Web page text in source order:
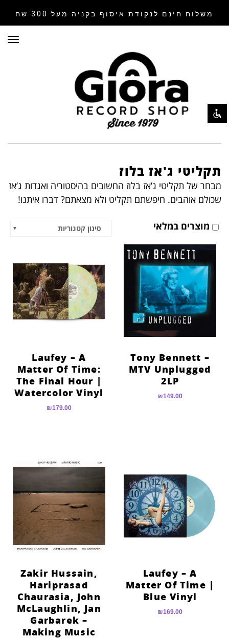
השבת את ההבזקים
סמן כותרות
צבע רקע
זום (הקטנה)
add_circle_outline הגדלת גופן
spellcheck גופן קריא
brightness_high ניגודיות בהירה
ניגודיות כהה
סמן קישורים
האפשרויות
משלוח חינם לנקודת איסוף בקניה מעל 300 שח
תקליטי ג'אז בלוז
מבחר של תקליטי ג’אז בלוז החשובים בהיסטוריה ואגדות ג’אז
שכולם אוהבים. חיפשתם תקליט ולא מצאתם? דברו איתנו!
סינון קטגוריות מוצרים במלאי
Tony Bennett –
MTV Unplugged
2LP
₪149.00
Laufey – A
Matter Of Time:
The Final Hour |
Watercolor Vinyl
₪179.00
Laufey – A
Matter Of Time |
Blue Vinyl
₪169.00
Zakir Hussain,
Hariprasad
Chaurasia, John
McLaughlin, Jan
Garbarek –
Making Music